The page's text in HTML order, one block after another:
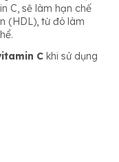
C, sẽ làm hạn chế
(HDL), từ đó làm
C khi sử dụng